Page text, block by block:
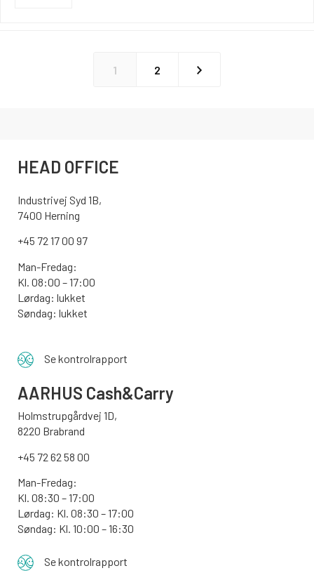
1 2
HEAD OFFICE
Industrivej Syd 1B,
7400 Herning
+45 72 17 00 97
Man-Fredag:
Kl. 08:00 – 17:00
Lørdag: lukket
Søndag: lukket
Se kontrolrapport
AARHUS Cash&Carry
Holmstrupgårdvej 1D,
8220 Brabrand
+45 72 62 58 00
Man-Fredag:
Kl. 08:30 – 17:00
Lørdag: Kl. 08:30 – 17:00
Søndag: Kl. 10:00 – 16:30
Se kontrolrapport